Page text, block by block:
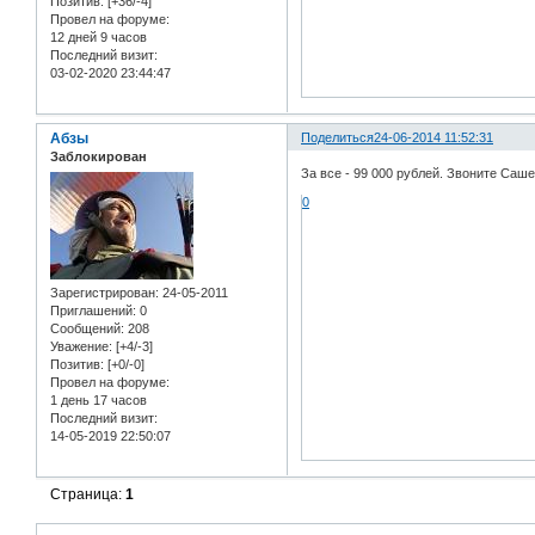
Провел на форуме:
12 дней 9 часов
Последний визит:
03-02-2020 23:44:47
Поделиться24-06-2014 11:52:31
Абзы
Заблокирован
Зарегистрирован: 24-05-2011
Приглашений: 0
Сообщений: 208
Уважение: [+4/-3]
Позитив: [+0/-0]
Провел на форуме:
1 день 17 часов
Последний визит:
14-05-2019 22:50:07
За все - 99 000 рублей. Звоните
0
Страница:1